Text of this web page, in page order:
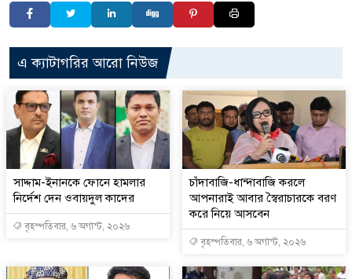
এ ক্যাটাগরির আরো নিউজ
সাদ্দাম-ইনানকে ফোনে হামলার
নির্দেশ দেন ওবায়দুল কাদের
বৃহস্পতিবার, ৬ অগাস্ট, ২০২৬
চাঁদাবাজি-ধান্দাবাজি করলে
আপনারাই আবার স্বৈরাচারকে বরণ
করে নিয়ে আসবেন
বৃহস্পতিবার, ৬ অগাস্ট, ২০২৬